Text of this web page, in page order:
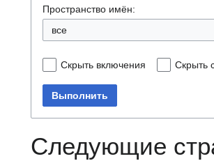
Пространство имён:
все
Скрыть включения Скрыть
Выполнить
Следующие